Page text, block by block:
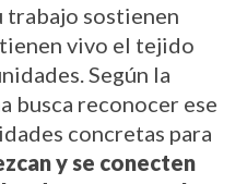
trabajo sostienen
vivo el tejido
Según la
busca reconocer ese
concretas para
y se conecten